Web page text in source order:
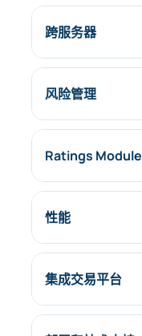
跨服务器
风险管理
Ratings Module
性能
集成交易平台